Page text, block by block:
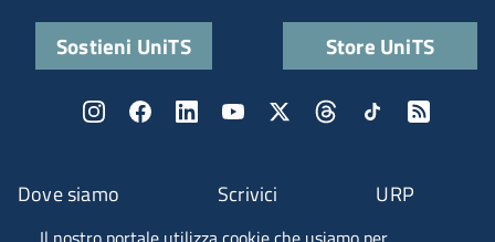
Dove siamo Scrivici URP
Sostieni UniTS Store UniTS